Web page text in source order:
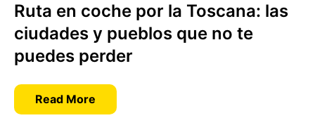
Ruta en coche por la Toscana: las
ciudades y pueblos que no te
puedes perder
Read More